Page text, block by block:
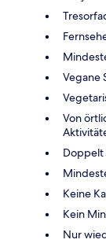
Vegane
Von
Doppelt
Keine
Kein
Nur